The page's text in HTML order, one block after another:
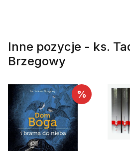
Inne pozycje - ks.
Brzegowy
%